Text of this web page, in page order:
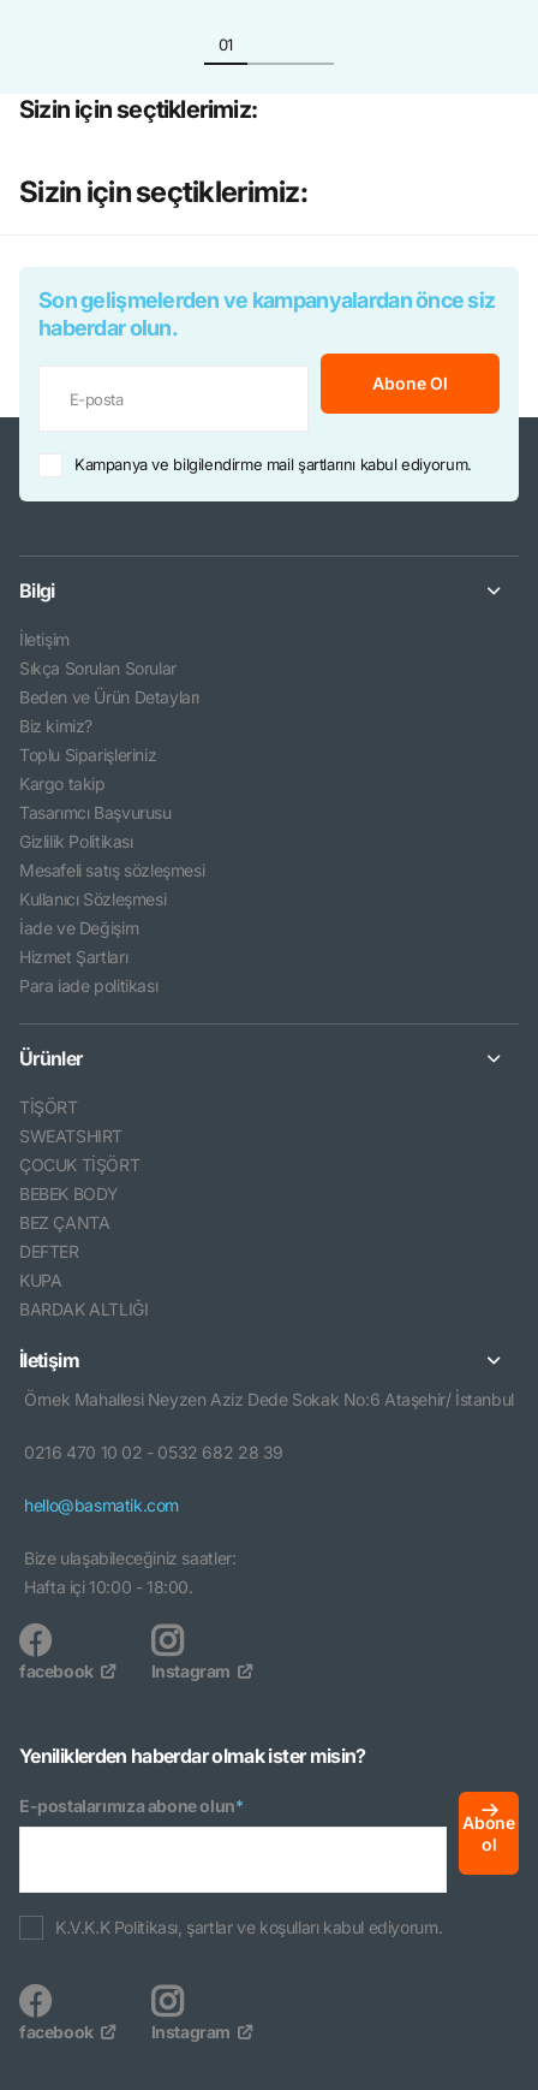
Sizin için seçtiklerimiz:
Sizin için seçtiklerimiz:
Son gelişmelerden ve kampanyalardan önce siz
haberdar olun.
Abone Ol
Kampanya ve bilgilendirme mail şartlarını kabul ediyorum.
Bilgi
İletişim
Sıkça Sorulan Sorular
Beden ve Ürün Detayları
Biz kimiz?
Toplu Siparişleriniz
Kargo takip
Tasarımcı Başvurusu
Gizlilik Politikası
Mesafeli satış sözleşmesi
Kullanıcı Sözleşmesi
İade ve Değişim
Hizmet Şartları
Para iade politikası
Ürünler
TİŞÖRT
SWEATSHIRT
ÇOCUK TİŞÖRT
BEBEK BODY
BEZ ÇANTA
DEFTER
KUPA
BARDAK ALTLIĞI
İletişim
Örnek Mahallesi Neyzen Aziz Dede Sokak No:6 Ataşehir/ İstanbul
0216 470 10 02 - 0532 682 28 39
hello@basmatik.com
Bize ulaşabileceğiniz saatler:
Hafta içi 10:00 - 18:00.
facebook Instagram
Yeniliklerden haberdar olmak ister misin?
E-postalarımıza abone olun*
Abone
ol
K.V.K.K Politikası, şartlar ve koşulları kabul ediyorum.
facebook Instagram